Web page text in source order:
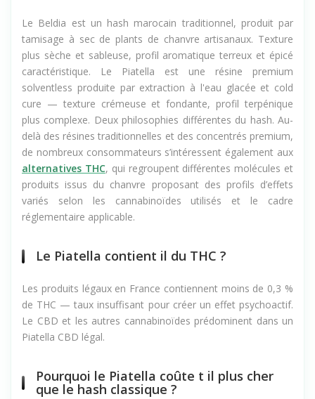
Le Beldia est un hash marocain traditionnel, produit par
tamisage à sec de plants de chanvre artisanaux. Texture
plus sèche et sableuse, profil aromatique terreux et épicé
caractéristique. Le Piatella est une résine premium
solventless produite par extraction à l'eau glacée et cold
cure — texture crémeuse et fondante, profil terpénique
plus complexe. Deux philosophies différentes du hash. Au-
delà des résines traditionnelles et des concentrés premium,
de nombreux consommateurs s’intéressent également aux
alternatives THC, qui regroupent différentes molécules et
produits issus du chanvre proposant des profils d’effets
variés selon les cannabinoïdes utilisés et le cadre
réglementaire applicable.
Le Piatella contient il du THC ?
Les produits légaux en France contiennent moins de 0,3 %
de THC — taux insuffisant pour créer un effet psychoactif.
Le CBD et les autres cannabinoïdes prédominent dans un
Piatella CBD légal.
Pourquoi le Piatella coûte t il plus cher
que le hash classique ?